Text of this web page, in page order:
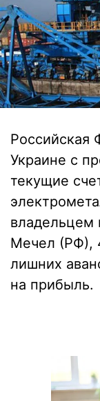
Российская
Украине с
текущие
владельцем
Мечел (РФ),
лишних
на прибыль.